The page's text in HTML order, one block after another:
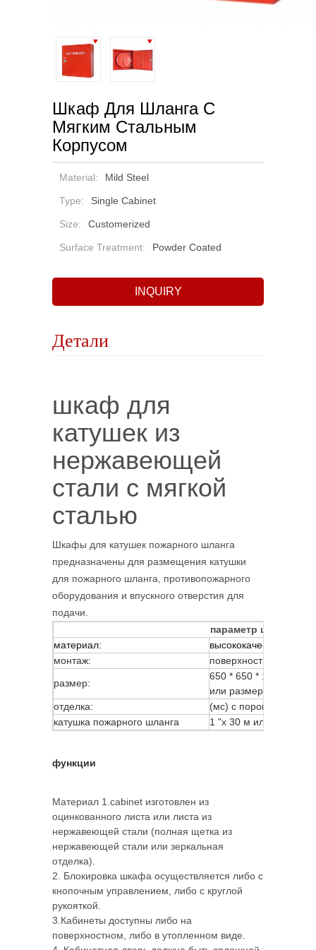
Шкаф Для Шланга С
Мягким Стальным
Корпусом
Material: Mild Steel
Type: Single Cabinet
Size: Customerized
Surface Treatment: Powder Coated
INQUIRY
Детали
шкаф для
катушек из
нержавеющей
стали с мягкой
сталью
Шкафы для катушек пожарного шланга
предназначены для размещения катушки
для пожарного шланга, противопожарного
оборудования и впускного отверстия для
подачи.
параметр шкафа
материал:
высококачественная
монтаж:
поверхность
размер:
650 * 650 * 160 мм,
или размер клиента
отделка:
(мс) с порошковым
катушка пожарного шланга
1 "x 30 м или 3/4" x30
функции
Материал 1.cabinet изготовлен из
оцинкованного листа или листа из
нержавеющей стали (полная щетка из
нержавеющей стали или зеркальная
отделка).
2. Блокировка шкафа осуществляется либо с
кнопочным управлением, либо с круглой
рукояткой.
3.Кабинеты доступны либо на
поверхностном, либо в утопленном виде.